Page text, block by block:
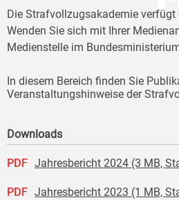
Die Strafvollzugsakademie verfügt
Wenden Sie sich mit Ihrer
Medienstelle im
In diesem Bereich finden Sie
Veranstaltungshinweise der
Downloads
PDF Jahresbericht 2024 (3 MB,
PDF Jahresbericht 2023 (1 MB,